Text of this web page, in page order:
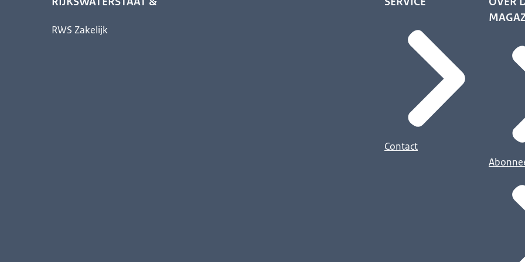
RWS Zakelijk
Contact